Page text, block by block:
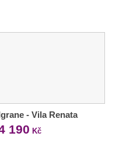
- Vila Renata
190 Kč